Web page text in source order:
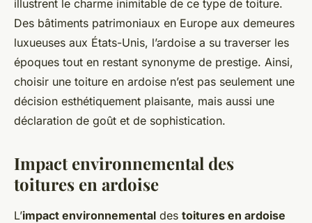
illustrent le charme inimitable de ce type de toiture.
Des bâtiments patrimoniaux en Europe aux demeures
luxueuses aux États-Unis, l’ardoise a su traverser les
époques tout en restant synonyme de prestige. Ainsi,
choisir une toiture en ardoise n’est pas seulement une
décision esthétiquement plaisante, mais aussi une
déclaration de goût et de sophistication.
Impact environnemental des
toitures en ardoise
L’impact environnemental des toitures en ardoise